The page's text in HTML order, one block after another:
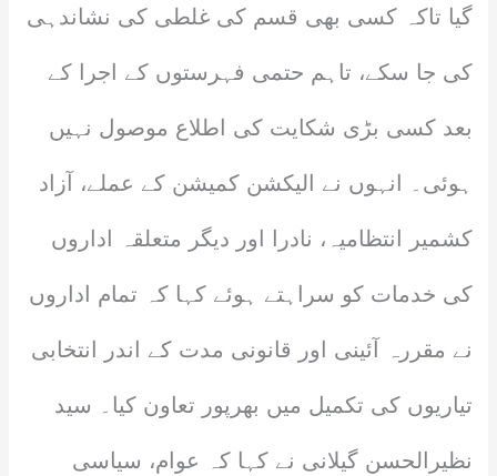
گیا تاکہ کسی بھی قسم کی غلطی کی نشاندہی
کی جا سکے، تاہم حتمی فہرستوں کے اجرا کے
بعد کسی بڑی شکایت کی اطلاع موصول نہیں
ہوئی۔ انہوں نے الیکشن کمیشن کے عملے، آزاد
کشمیر انتظامیہ، نادرا اور دیگر متعلقہ اداروں
کی خدمات کو سراہتے ہوئے کہا کہ تمام اداروں
نے مقررہ آئینی اور قانونی مدت کے اندر انتخابی
تیاریوں کی تکمیل میں بھرپور تعاون کیا۔ سید
نظیرالحسن گیلانی نے کہا کہ عوام، سیاسی